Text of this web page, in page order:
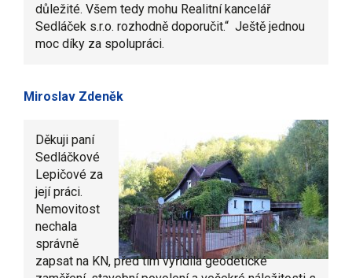
důležité. Všem tedy mohu Realitní kancelář
Sedláček s.r.o. rozhodně doporučit.“ Ještě jednou
moc díky za spolupráci.
Miroslav Zdeněk
Děkuji paní
Sedláčkové
Lepičové za
její práci.
Nemovitost
nechala
správně
zapsat na KN, před tím vyřídila geodetické